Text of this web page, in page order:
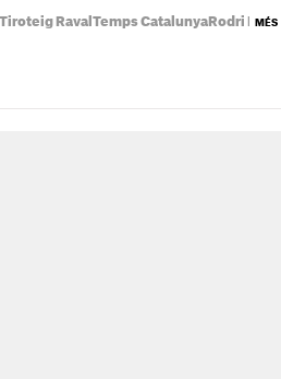
Tiroteig Raval Temps Catalunya Rodri Barça
MÉS